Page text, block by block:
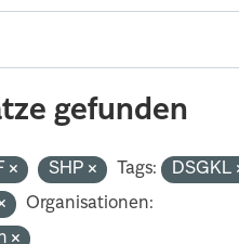
gefunden
SHP Tags: DSGKL
Organisationen: